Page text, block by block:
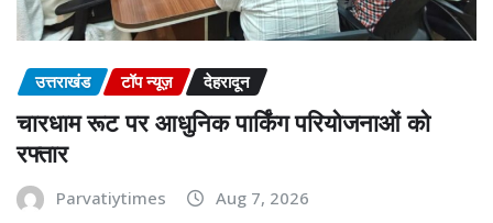
उत्तराखंड टॉप न्यूज़ देहरादून
चारधाम रूट पर आधुनिक पार्किंग परियोजनाओं को
रफ्तार
Parvatiytimes Aug 7, 2026